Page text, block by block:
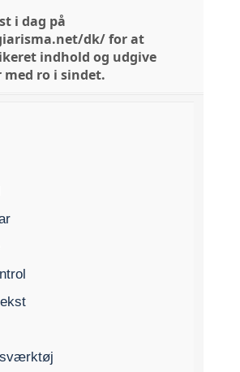
i dag på
dk/ for at
indhold og udgive
ro i sindet.